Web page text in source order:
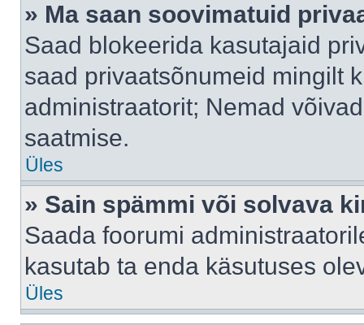
» Ma saan soovimatuid
Saad blokeerida kasutajaid
saad privaatsõnumeid mingilt
administraatorit; Nemad
saatmise.
Üles
» Sain spämmi või solvava
Saada foorumi
kasutab ta enda käsutuses
Üles